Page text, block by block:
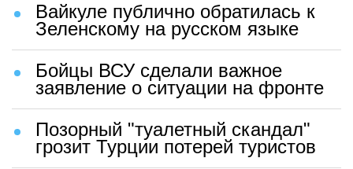
Вайкуле публично обратилась к
Зеленскому на русском языке
Бойцы ВСУ сделали важное
заявление о ситуации на фронте
Позорный "туалетный скандал"
грозит Турции потерей туристов